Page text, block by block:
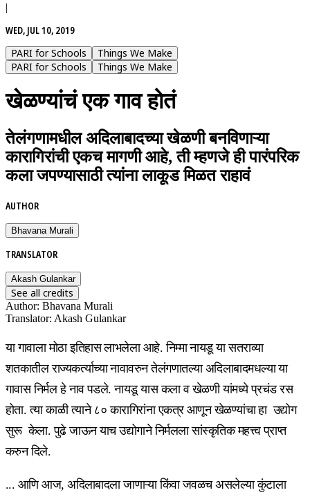
|
WED, JUL 10, 2019
PARI for Schools
Things We Make
PARI for Schools
Things We Make
खेळण्यांचं एक गाव होतं
तेलंगणामधील अदिलाबादच्या खेळणी बनविणाऱ्या
कारागिरांची एकच मागणी आहे, ती म्हणजे ही पारंपरिक
कला जपण्यासाठी त्यांना लाकूड मिळत राहावं
AUTHOR
Bhavana Murali
TRANSLATOR
Akash Gulankar
See all credits
Author: Bhavana Murali
Translator: Akash Gulankar
या गावाला मोठा इतिहास लाभलेला आहे. निम्मा नायडू या सतराव्या
शतकातील राज्यकर्त्याच्या नावावरुन तेलंगणातल्या अदिलाबादमधल्या या
गावास निर्मल हे नाव पडले. नायडू यास कला व खेळणी यांमध्ये प्रचंड रस
होता. त्या काळी त्याने ८० कारागिरांना एकत्र आणून खेळण्यांचा हा उद्योग
सुरू केला. पुढे जाऊन याच उद्योगाने निर्मलला सांस्कृतिक महत्त्व प्राप्त
करुन दिले.
... आणि आज, अदिलाबादला जाणाऱ्या किंवा जवळचअसलेल्या कुंटाला